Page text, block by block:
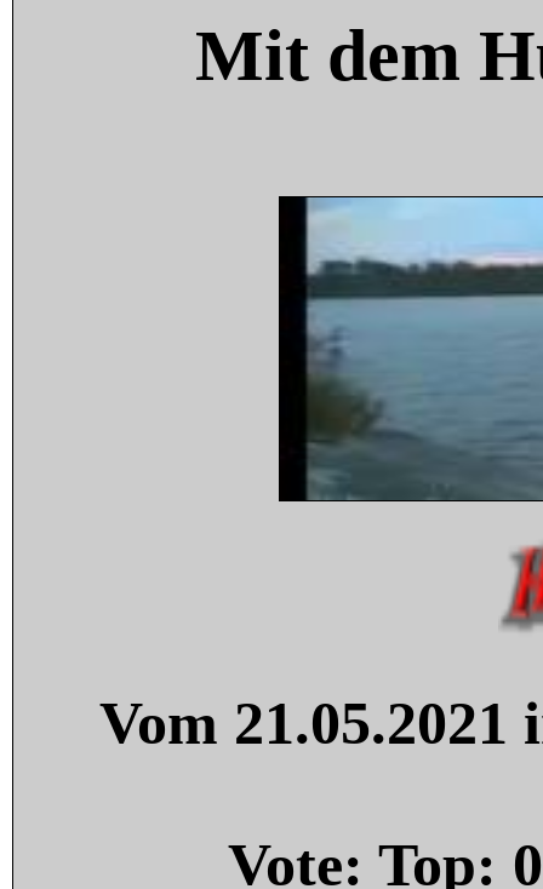
Mit dem
Vom
Vote: Top: 0